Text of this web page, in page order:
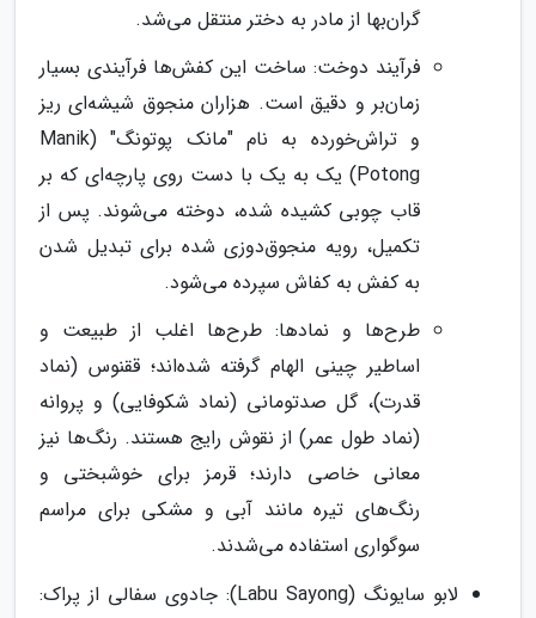
گران‌بها از مادر به دختر منتقل می‌شد.
فرآیند دوخت: ساخت این کفش‌ها فرآیندی بسیار
زمان‌بر و دقیق است. هزاران منجوق شیشه‌ای ریز
و تراش‌خورده به نام "مانک پوتونگ" (Manik
Potong) یک به یک با دست روی پارچه‌ای که بر
قاب چوبی کشیده شده، دوخته می‌شوند. پس از
تکمیل، رویه منجوق‌دوزی شده برای تبدیل شدن
به کفش به کفاش سپرده می‌شود.
طرح‌ها و نمادها: طرح‌ها اغلب از طبیعت و
اساطیر چینی الهام گرفته شده‌اند؛ ققنوس (نماد
قدرت)، گل صدتومانی (نماد شکوفایی) و پروانه
(نماد طول عمر) از نقوش رایج هستند. رنگ‌ها نیز
معانی خاصی دارند؛ قرمز برای خوشبختی و
رنگ‌های تیره مانند آبی و مشکی برای مراسم
سوگواری استفاده می‌شدند.
لابو سایونگ (Labu Sayong): جادوی سفالی از پراک: